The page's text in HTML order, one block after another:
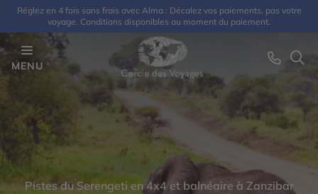
Réglez en 4 fois sans frais avec Alma : Décalez vos paiements, pas votre
voyage. Conditions disponibles au moment du paiement.
MENU
Pistes du Serengeti en 4x4 et balnéaire à Zanzibar